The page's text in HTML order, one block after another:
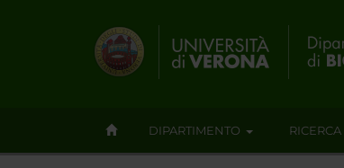
DIPARTIMENTO RICERCA